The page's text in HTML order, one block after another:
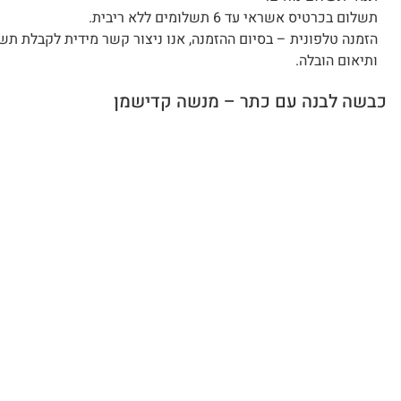
תשלום בכרטיס אשראי עד 6 תשלומים ללא ריבית.
הזמנה טלפונית – בסיום ההזמנה, אנו ניצור קשר מידית לקבלת
ותיאום הובלה.
כבשה לבנה עם כתר – מנשה קדישמן